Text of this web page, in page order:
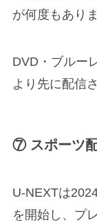
が何度もあり
DVD・ブルー
より先に配信
⑦ スポーツ
U-NEXTは
を開始し、プ